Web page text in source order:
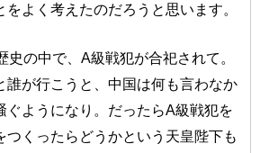
をよく考えたのだろうと思います。
史の中で、A級戦犯が合祀されて。
誰が行こうと、中国は何も言わなか
ぐようになり。だったらA級戦犯を
つくったらどうかという天皇陛下も